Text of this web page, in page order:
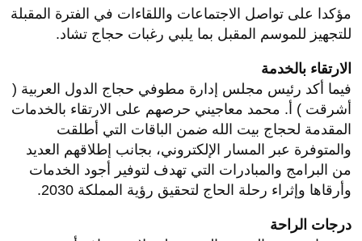
مؤكدا على تواصل الاجتماعات واللقاءات في الفترة المقبلة
للتجهيز للموسم المقبل بما يلبي رغبات حجاج تشاد.
الارتقاء بالخدمة
فيما أكد رئيس مجلس إدارة مطوفي حجاج الدول العربية (
أشرقت ) أ. محمد معاجيني حرصهم على الارتقاء بالخدمات
المقدمة لحجاج بيت الله ضمن الباقات التي أطلقت
والمتوفرة عبر المسار الإلكتروني، بجانب إطلاقهم العديد
من البرامج والمبادرات التي تهدف لتوفير أجود الخدمات
وأرقاها وإثراء رحلة الحاج لتحقيق رؤية المملكة 2030.
درجات الراحة